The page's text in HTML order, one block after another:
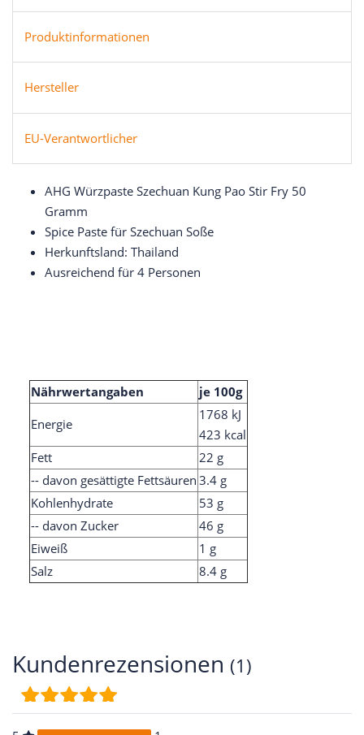
Produktinformationen
Hersteller
EU-Verantwortlicher
AHG Würzpaste Szechuan Kung Pao Stir Fry 50
Gramm
Spice Paste für Szechuan Soße
Herkunftsland: Thailand
Ausreichend für 4 Personen
Nährwertangaben
je 100g
Energie
1768 kJ
423 kcal
Fett
22 g
-- davon gesättigte Fettsäuren3.4 g
Kohlenhydrate
53 g
-- davon Zucker
46 g
Eiweiß
1 g
Salz
8.4 g
Kundenrezensionen (1)